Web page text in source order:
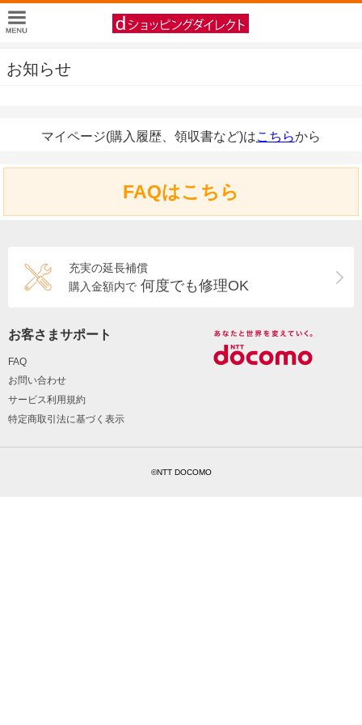
お知らせ
マイページ(購入履歴、領収書など)はこちらから
FAQはこちら
充実の延長補償
購入金額内で 何度でも修理OK
お客さまサポート
FAQ
お問い合わせ
サービス利用規約
特定商取引法に基づく表示
©NTT DOCOMO